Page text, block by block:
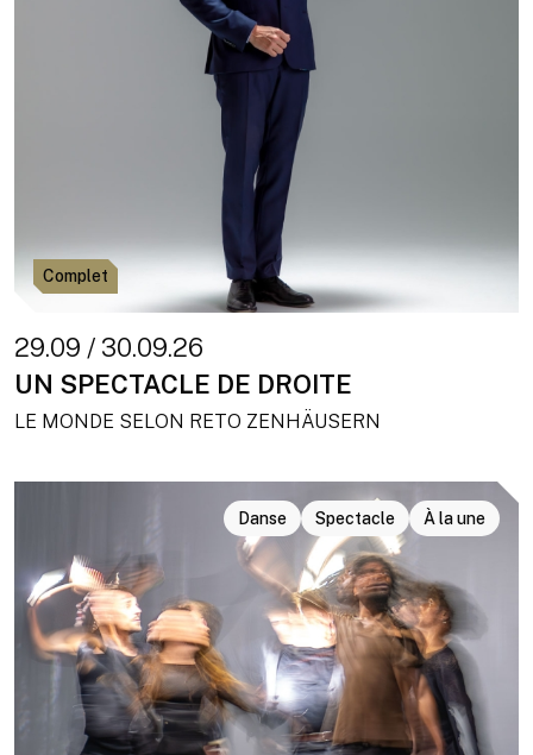
Complet
29.09 / 30.09.26
UN SPECTACLE DE DROITE
LE MONDE SELON RETO ZENHÄUSERN
Danse Spectacle À la une